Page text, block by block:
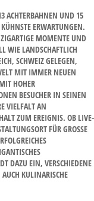
ACHTERBAHNEN UND 15
KÜHNSTE ERWARTUNGEN.
MOMENTE UND E
LANDSCHAFTLICH R
SCHWEIZ GELEGEN, W
MIT IMMER NEUEN SU
HOHER IN
BESUCHER IN SEINEN BA
AN WE
ZUM EREIGNIS. OB LIVE-EV
FÜR GROSSE MED
FAM
FRE
EIN, VERSCHIEDENE LÄN
KULINARISCHE ERL